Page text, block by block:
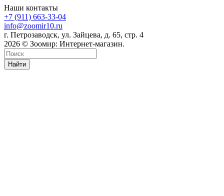
Наши контакты
+7 (911) 663-33-04
info@zoomir10.ru
г. Петрозаводск, ул. Зайцева, д. 65, стр. 4
2026 © Зоомир: Интернет-магазин.
Найти